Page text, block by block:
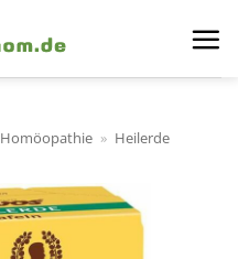
» Heilerde